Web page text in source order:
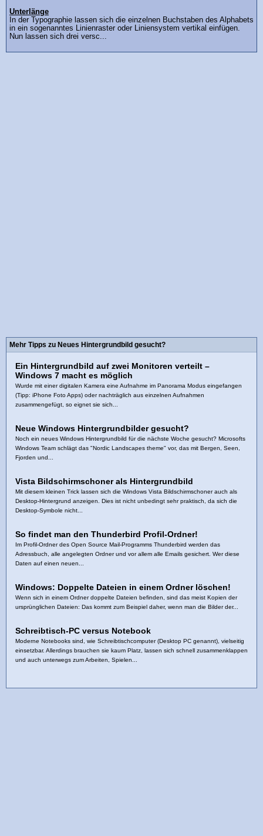
Unterlänge
In der Typographie lassen sich die einzelnen Buchstaben des Alphabets
in ein sogenanntes Linienraster oder Liniensystem vertikal einfügen.
Nun lassen sich drei versc...
Mehr Tipps zu Neues Hintergrundbild gesucht?
Ein Hintergrundbild auf zwei Monitoren verteilt –
Windows 7 macht es möglich
Wurde mit einer digitalen Kamera eine Aufnahme im Panorama Modus eingefangen
(Tipp: iPhone Foto Apps) oder nachträglich aus einzelnen Aufnahmen
zusammengefügt, so eignet sie sich...
Neue Windows Hintergrundbilder gesucht?
Noch ein neues Windows Hintergrundbild für die nächste Woche gesucht? Microsofts
Windows Team schlägt das "Nordic Landscapes theme" vor, das mit Bergen, Seen,
Fjorden und...
Vista Bildschirmschoner als Hintergrundbild
Mit diesem kleinen Trick lassen sich die Windows Vista Bildschirmschoner auch als
Desktop-Hintergrund anzeigen. Dies ist nicht unbedingt sehr praktisch, da sich die
Desktop-Symbole nicht...
So findet man den Thunderbird Profil-Ordner!
Im Profil-Ordner des Open Source Mail-Programms Thunderbird werden das
Adressbuch, alle angelegten Ordner und vor allem alle Emails gesichert. Wer diese
Daten auf einen neuen...
Windows: Doppelte Dateien in einem Ordner löschen!
Wenn sich in einem Ordner doppelte Dateien befinden, sind das meist Kopien der
ursprünglichen Dateien: Das kommt zum Beispiel daher, wenn man die Bilder der...
Schreibtisch-PC versus Notebook
Moderne Notebooks sind, wie Schreibtischcomputer (Desktop PC genannt), vielseitig
einsetzbar. Allerdings brauchen sie kaum Platz, lassen sich schnell zusammenklappen
und auch unterwegs zum Arbeiten, Spielen...